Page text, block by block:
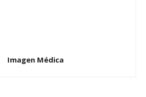
Imagen Médica